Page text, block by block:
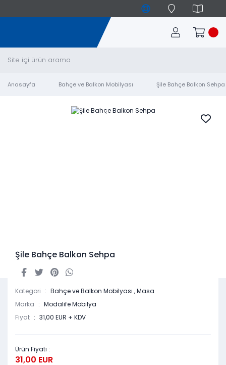
Anasayfa Bahçe ve Balkon Mobilyası Şile Bahçe Balkon Sehpa
Şile Bahçe Balkon Sehpa
Kategori Bahçe ve Balkon Mobilyası ,Masa
Marka
Modalife Mobilya
Fiyat
31,00 EUR + KDV
Ürün Fiyatı :
31,00 EUR